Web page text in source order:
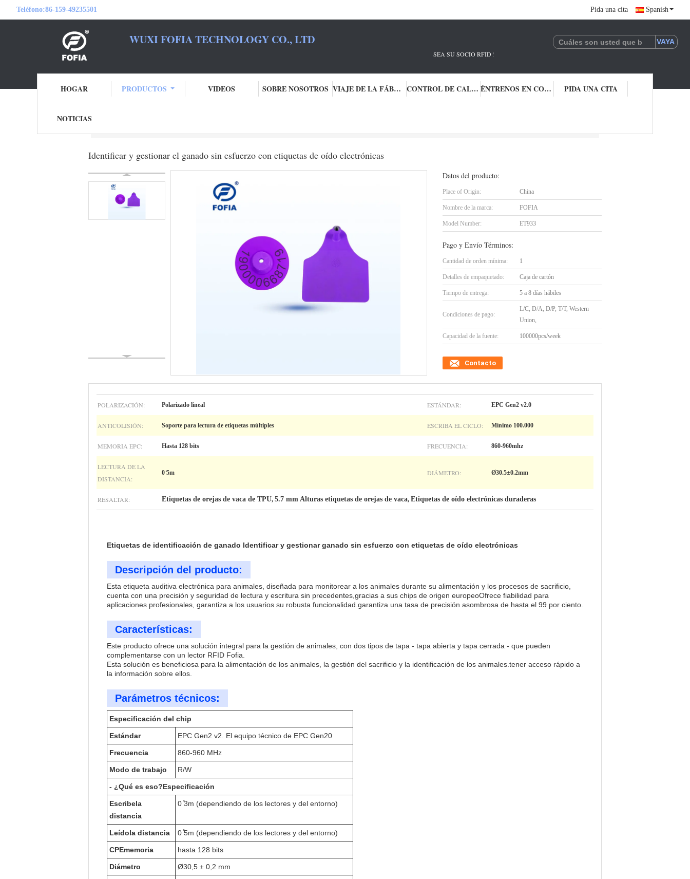
Teléfono:86-159-49235501 Pida una cita Spanish
WUXI FOFIA TECHNOLOGY CO., LTD
SEA SU SOCIO RFID !
HOGAR PRODUCTOS VIDEOS SOBRE NOSOTROS VIAJE DE LA FÁBRICA CONTROL DE CALIDAD ÉNTRENOS EN CONTACTO CON PIDA UNA CITA
NOTICIAS
Identificar y gestionar el ganado sin esfuerzo con etiquetas de oído electrónicas
Datos del producto:
Place of Origin: China
Nombre de la marca: FOFIA
Model Number: ET933
Pago y Envío Términos:
Cantidad de orden mínima: 1
Detalles de empaquetado: Caja de cartón
Tiempo de entrega: 5 a 8 días hábiles
Condiciones de pago:
L/C, D/A, D/P, T/T, Western
Union,
Capacidad de la fuente: 100000pcs/week
Contacto
POLARIZACIÓN: Polarizado lineal ESTÁNDAR: EPC Gen2 v2.0
ANTICOLISIÓN: Soporte para lectura de etiquetas múltiples ESCRIBA EL CICLO: Mínimo 100.000
MEMORIA EPC: Hasta 128 bits FRECUENCIA: 860-960mhz
LECTURA DE LA
DISTANCIA:
0 ̊5m DIÁMETRO: Ø30.5±0.2mm
RESALTAR: Etiquetas de orejas de vaca de TPU, 5.7 mm Alturas etiquetas de orejas de vaca, Etiquetas de oído electrónicas duraderas
Etiquetas de identificación de ganado Identificar y gestionar ganado sin esfuerzo con etiquetas de oído electrónicas
Descripción del producto:
Esta etiqueta auditiva electrónica para animales, diseñada para monitorear a los animales durante su alimentación y los procesos de sacrificio,
cuenta con una precisión y seguridad de lectura y escritura sin precedentes,gracias a sus chips de origen europeoOfrece fiabilidad para
aplicaciones profesionales, garantiza a los usuarios su robusta funcionalidad.garantiza una tasa de precisión asombrosa de hasta el 99 por ciento.
Características:
Este producto ofrece una solución integral para la gestión de animales, con dos tipos de tapa - tapa abierta y tapa cerrada - que pueden
complementarse con un lector RFID Fofia.
Esta solución es beneficiosa para la alimentación de los animales, la gestión del sacrificio y la identificación de los animales.tener acceso rápido a
la información sobre ellos.
Parámetros técnicos:
Especificación del chip
Estándar EPC Gen2 v2. El equipo técnico de EPC Gen20
Frecuencia 860-960 MHz
Modo de trabajo R/W
- ¿Qué es eso?Especificación
Escribela
distancia
0 ̊3m (dependiendo de los lectores y del entorno)
Leídola distancia 0 ̊5m (dependiendo de los lectores y del entorno)
CPEmemoria hasta 128 bits
Diámetro Ø30,5 ± 0,2 mm